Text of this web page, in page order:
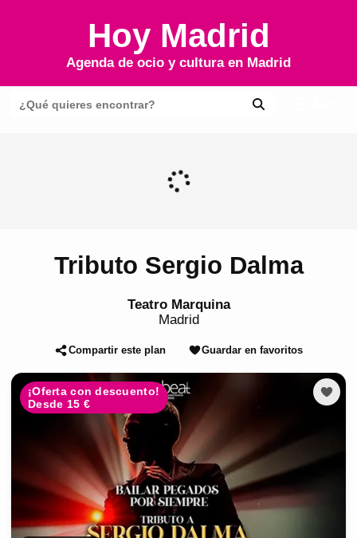
Hoy Madrid
Agenda de ocio y cultura en Madrid
Tributo Sergio Dalma
Teatro Marquina
Madrid
Compartir este plan Guardar en favoritos
¡Oferta con descuento!
Desde 15 €